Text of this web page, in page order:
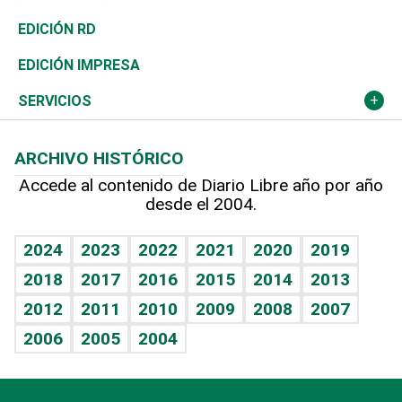
Ocenanía
Caribe
Resto del mundo
Telecom.
Global y variable
Economía personal
Sociales
Novedades
Podcast Arte Libre
Hablando con el pediatra
Vida y familia
Eñe
Celebrando la vida
Sin complejos
En pocas palabras
Tenis
Olimpismo
Más deportes
Línea de hit
TBT Deportivo
El Espía
Noticiero Poteleche
Columnistas
Historia
Martes de tecnología
Cambio climático
Revista
Deportes
Opinión
Hecho en casa
Guía del dinero
EDICIÓN RD
EDICIÓN IMPRESA
SERVICIOS
Cumpleaños
Horóscopos
Crucigramas
ARCHIVO HISTÓRICO
Accede al contenido de Diario Libre año por año
desde el 2004.
2024 2023 2022 2021 2020
2019
2018
2017 2016 2015 2014
2013
2012
2011 2010 2009 2008
2007
2006
2005 2004